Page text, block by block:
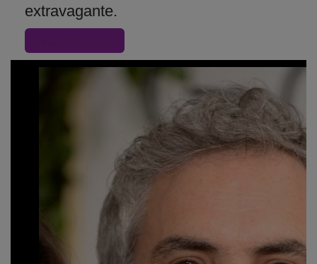
extravagante.